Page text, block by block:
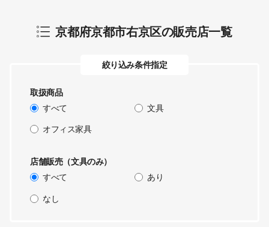
京都府京都市右京区の販売店一覧
絞り込み条件指定
取扱商品
すべて
文具
オフィス家具
店舗販売（文具のみ）
すべて
あり
なし